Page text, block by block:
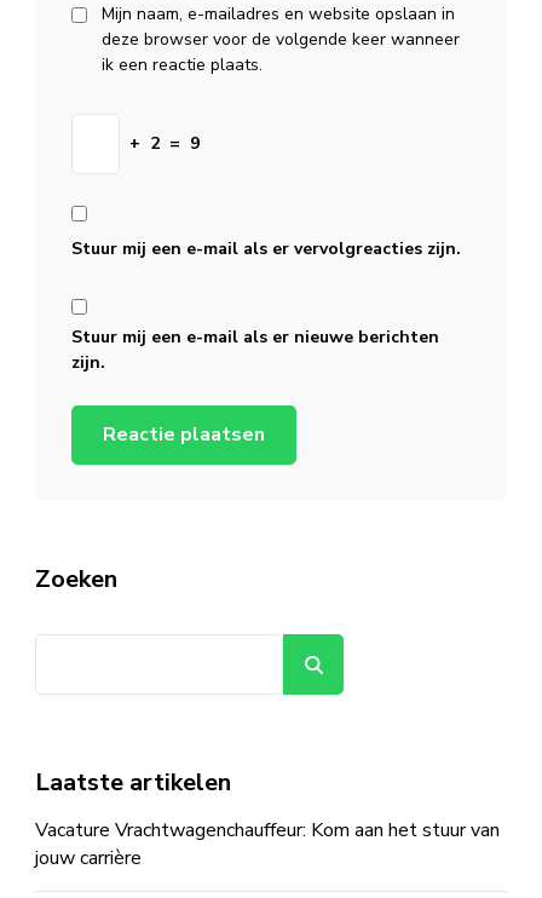
Mijn naam, e-mailadres en website opslaan in
deze browser voor de volgende keer wanneer
ik een reactie plaats.
+ 2 = 9
Stuur mij een e-mail als er vervolgreacties zijn.
Stuur mij een e-mail als er nieuwe berichten
zijn.
Zoeken
Laatste artikelen
Vacature Vrachtwagenchauffeur: Kom aan het stuur van
jouw carrière